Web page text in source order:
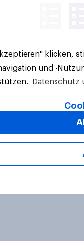
klicken,
und -
Datenschutz